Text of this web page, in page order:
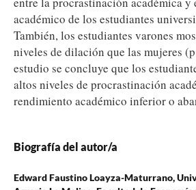
académico de los estudiantes
También, los estudiantes varones
niveles de dilación que las mujeres
estudio se concluye que los
altos niveles de procrastinación
rendimiento académico inferior o
Biografía del autor/a
Edward Faustino Loayza-Maturrano,